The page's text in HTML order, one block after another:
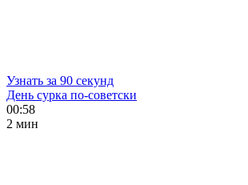
Узнать за 90 секунд
День сурка по-советски
00:58
2 мин